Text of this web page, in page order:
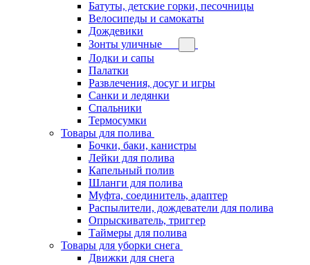
Батуты, детские горки, песочницы
Велосипеды и самокаты
Дождевики
Зонты уличные
Лодки и сапы
Палатки
Развлечения, досуг и игры
Санки и ледянки
Спальники
Термосумки
Товары для полива
Бочки, баки, канистры
Лейки для полива
Капельный полив
Шланги для полива
Муфта, соединитель, адаптер
Распылители, дождеватели для полива
Опрыскиватель, триггер
Таймеры для полива
Товары для уборки снега
Движки для снега